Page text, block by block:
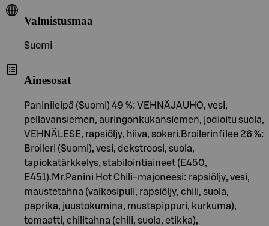
Valmistusmaa
Suomi
Ainesosat
Paninileipä (Suomi) 49 %: VEHNÄJAUHO, vesi,
pellavansiemen, auringonkukansiemen, jodioitu suola,
VEHNÄLESE, rapsiöljy, hiiva, sokeri.Broilerinfilee 26 %:
Broileri (Suomi), vesi, dekstroosi, suola,
tapiokatärkkelys, stabilointiaineet (E450,
E451).Mr.Panini Hot Chili-majoneesi: rapsiöljy, vesi,
maustetahna (valkosipuli, rapsiöljy, chili, suola,
paprika, juustokumina, mustapippuri, kurkuma),
tomaatti, chilitahna (chili, suola, etikka),